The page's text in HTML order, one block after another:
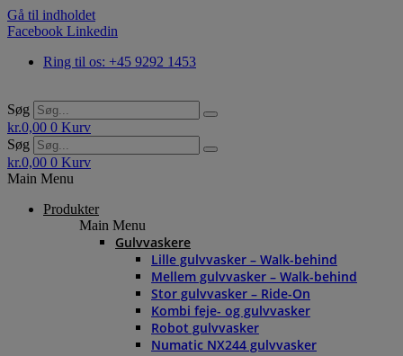
Gå til indholdet
Facebook Linkedin
Ring til os: +45 9292 1453
Søg
kr.0,00 0 Kurv
Søg
kr.0,00 0 Kurv
Main Menu
Produkter
Main Menu
Gulvvaskere
Lille gulvvasker – Walk-behind
Mellem gulvvasker – Walk-behind
Stor gulvvasker – Ride-On
Kombi feje- og gulvvasker
Robot gulvvasker
Numatic NX244 gulvvasker